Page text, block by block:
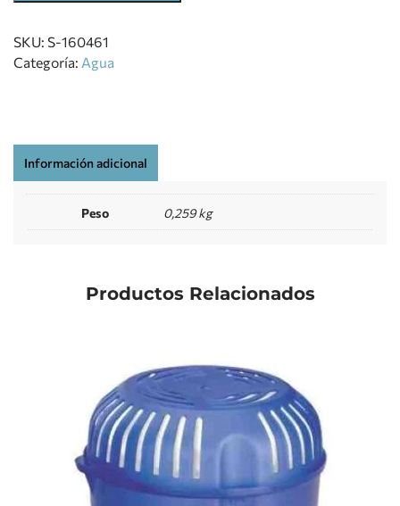
SKU: S-160461
Categoría: Agua
Información adicional
Peso 0,259 kg
Productos Relacionados